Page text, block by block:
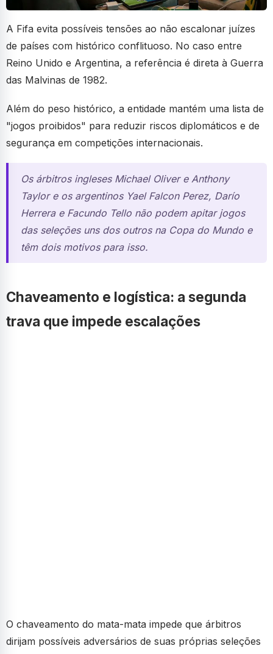
A Fifa evita possíveis tensões ao não escalonar juízes
de países com histórico conflituoso. No caso entre
Reino Unido e Argentina, a referência é direta à Guerra
das Malvinas de 1982.
Além do peso histórico, a entidade mantém uma lista de
"jogos proibidos" para reduzir riscos diplomáticos e de
segurança em competições internacionais.
Os árbitros ingleses Michael Oliver e Anthony
Taylor e os argentinos Yael Falcon Perez, Darío
Herrera e Facundo Tello não podem apitar jogos
das seleções uns dos outros na Copa do Mundo e
têm dois motivos para isso.
Chaveamento e logística: a segunda
trava que impede escalações
O chaveamento do mata-mata impede que árbitros
dirijam possíveis adversários de suas próprias seleções